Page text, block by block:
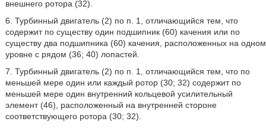
внешнего ротора (32).
6. Турбинный двигатель (2) по п. 1, отличающийся тем, что
содержит по существу один подшипник (60) качения или по
существу два подшипника (60) качения, расположенных на одном
уровне с рядом (36; 40) лопастей.
7. Турбинный двигатель (2) по п. 1, отличающийся тем, что по
меньшей мере один или каждый ротор (30; 32) содержит по
меньшей мере один внутренний кольцевой усилительный
элемент (46), расположенный на внутренней стороне
соответствующего ротора (30; 32).